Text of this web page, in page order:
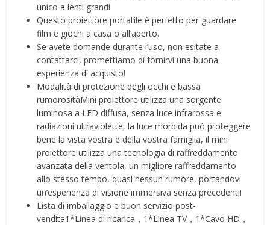
unico a lenti grandi
Questo proiettore portatile è perfetto per guardare
film e giochi a casa o all’aperto.
Se avete domande durante l’uso, non esitate a
contattarci, promettiamo di fornirvi una buona
esperienza di acquisto!
Modalità di protezione degli occhi e bassa
rumorositàMini proiettore utilizza una sorgente
luminosa a LED diffusa, senza luce infrarossa e
radiazioni ultraviolette, la luce morbida può proteggere
bene la vista vostra e della vostra famiglia, il mini
proiettore utilizza una tecnologia di raffreddamento
avanzata della ventola, un migliore raffreddamento
allo stesso tempo, quasi nessun rumore, portandovi
un’esperienza di visione immersiva senza precedenti!
Lista di imballaggio e buon servizio post-
vendita1*Linea di ricarica，1*Linea TV，1*Cavo HD，